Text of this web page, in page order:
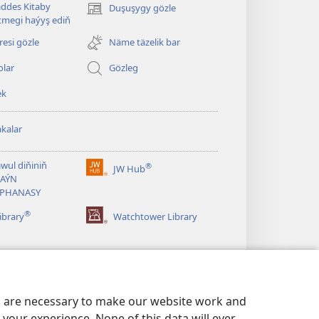
necessary to make our website work and
Kitaby
haýyş ediň
Duşuşygy gözle
(täze
açylýar)
gözle
Näme täzelik bar
Gözleg
diňiniň
JW Hub®
(täze
® Watchtower Library